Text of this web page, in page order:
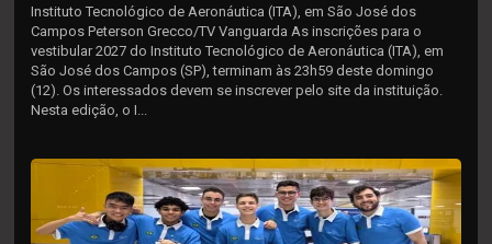
Instituto Tecnológico de Aeronáutica (ITA), em São José dos
Campos Peterson Grecco/TV Vanguarda As inscrições para o
vestibular 2027 do Instituto Tecnológico de Aeronáutica (ITA), em
São José dos Campos (SP), terminam às 23h59 deste domingo
(12). Os interessados devem se inscrever pelo site da instituição.
Nesta edição, o I...